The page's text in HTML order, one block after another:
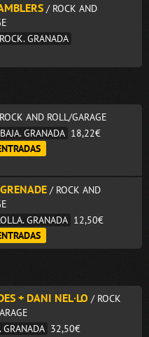
/ ROCK AND
GRANADA
AND ROLL/GARAGE
GRANADA 18,22€
/ ROCK AND
GRANADA 12,50€
+ DANI NEL·LO / ROCK
GRANADA 32,50€